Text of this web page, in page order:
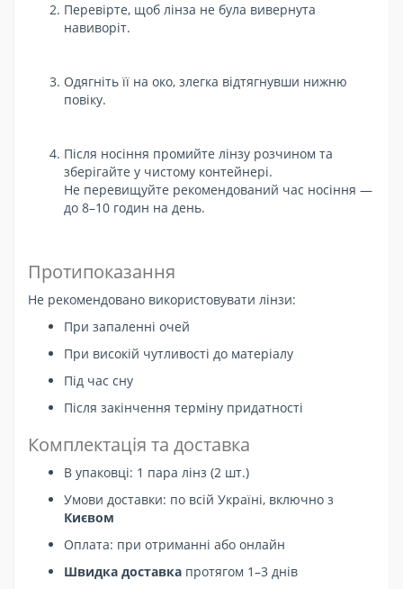
Перевірте, щоб лінза не була вивернута
навиворіт.
Одягніть її на око, злегка відтягнувши нижню
повіку.
Після носіння промийте лінзу розчином та
зберігайте у чистому контейнері.
Не перевищуйте рекомендований час носіння —
до 8–10 годин на день.
Протипоказання
Не рекомендовано використовувати лінзи:
При запаленні очей
При високій чутливості до матеріалу
Під час сну
Після закінчення терміну придатності
Комплектація та доставка
В упаковці: 1 пара лінз (2 шт.)
Умови доставки: по всій Україні, включно з
Києвом
Оплата: при отриманні або онлайн
Швидка доставка протягом 1–3 днів